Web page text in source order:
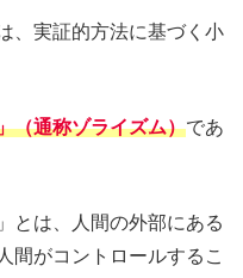
、実証的方法に基づく小
（通称ゾライズム）であ
とは、人間の外部にある
間がコントロールするこ